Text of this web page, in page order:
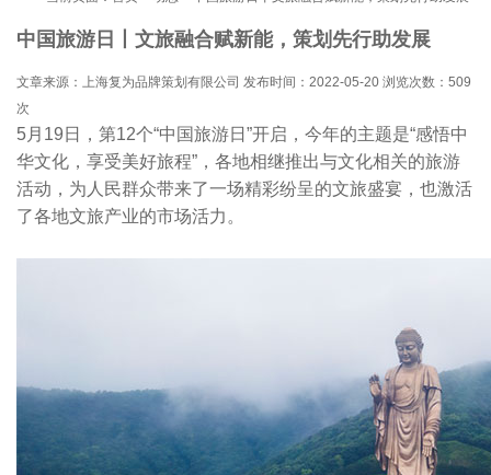
中国旅游日丨文旅融合赋新能，策划先行助发展
文章来源：上海复为品牌策划有限公司 发布时间：2022-05-20 浏览次数： 509
次
5月19日，第12个“中国旅游日”开启，今年的主题是“感悟中
华文化，享受美好旅程”，各地相继推出与文化相关的旅游
活动，为人民群众带来了一场精彩纷呈的文旅盛宴，也激活
了各地文旅产业的市场活力。